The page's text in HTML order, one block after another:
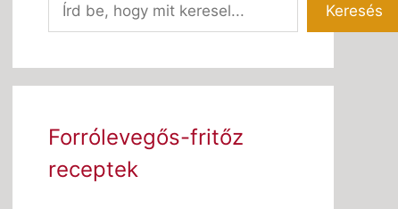
Keresés
Forrólevegős-fritőz
receptek